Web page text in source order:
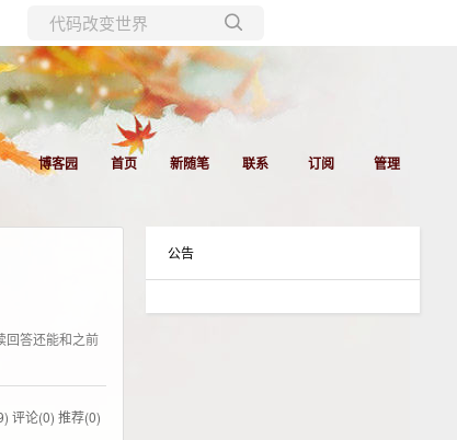
所有博客
当前博客
博客园 首页 新随笔 联系 订阅 管理
回答还能和之前
评论(0) 推荐(0)
公告